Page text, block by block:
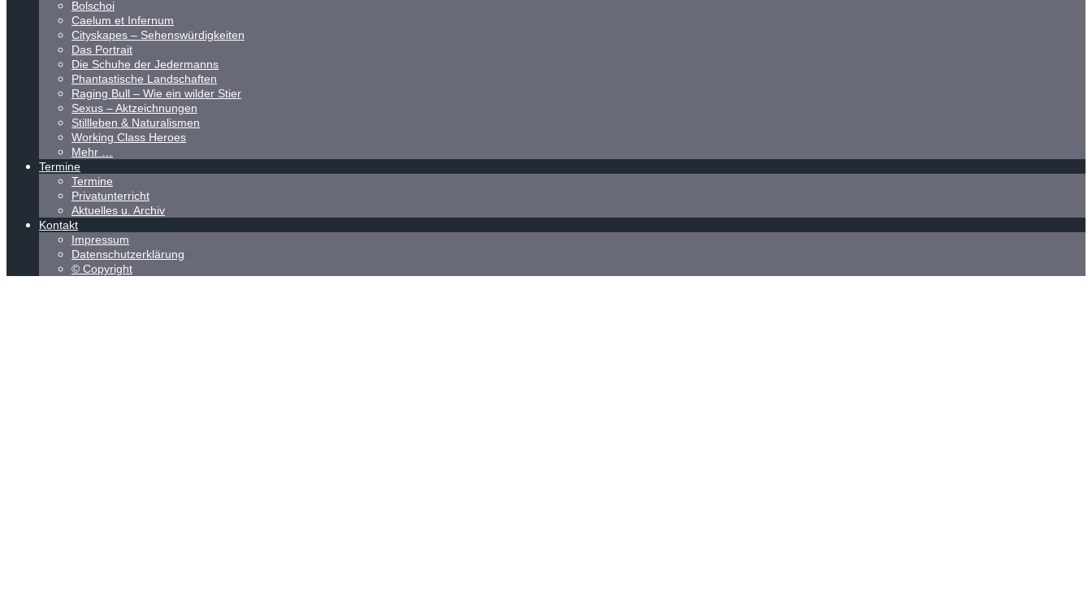
Bolschoi
Caelum et Infernum
Cityskapes – Sehenswürdigkeiten
Das Portrait
Die Schuhe der Jedermanns
Phantastische Landschaften
Raging Bull – Wie ein wilder Stier
Sexus – Aktzeichnungen
Stillleben & Naturalismen
Working Class Heroes
Mehr …
Termine
Termine
Privatunterricht
Aktuelles u. Archiv
Kontakt
Impressum
Datenschutzerklärung
© Copyright